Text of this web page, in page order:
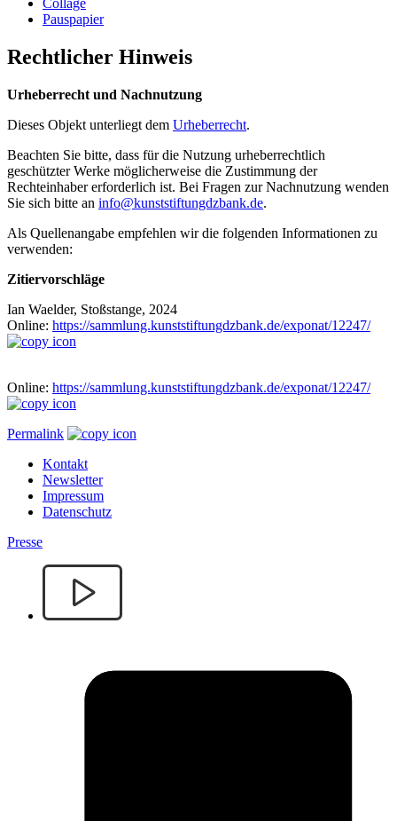
Collage
Pauspapier
Rechtlicher Hinweis
Urheberrecht und Nachnutzung
Dieses Objekt unterliegt dem Urheberrecht.
Beachten Sie bitte, dass für die Nutzung urheberrechtlich
geschützter Werke möglicherweise die Zustimmung der
Rechteinhaber erforderlich ist. Bei Fragen zur Nachnutzung wenden
Sie sich bitte an info@kunststiftungdzbank.de.
Als Quellenangabe empfehlen wir die folgenden Informationen zu
verwenden:
Zitiervorschläge
Ian Waelder, Stoßstange, 2024
Online: https://sammlung.kunststiftungdzbank.de/exponat/12247/
Online: https://sammlung.kunststiftungdzbank.de/exponat/12247/
Permalink
Kontakt
Newsletter
Impressum
Datenschutz
Presse